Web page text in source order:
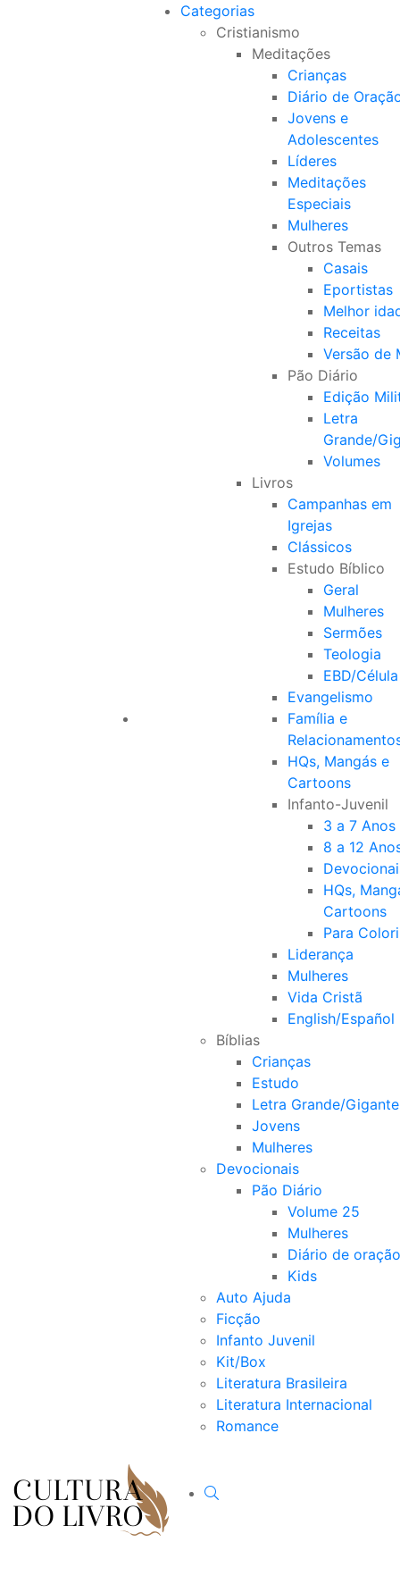
Categorias
Cristianismo
Meditações
Crianças
Diário de
Jovens e
Adolescentes
Líderes
Meditações
Especiais
Mulheres
Outros Temas
Casais
Eportistas
Melhor
Receitas
Versão de
Pão Diário
Edição
Letra
Grande/
Volumes
Livros
Campanhas em
Igrejas
Clássicos
Estudo Bíblico
Geral
Mulheres
Sermões
Teologia
EBD/Célula
Evangelismo
Família e
HQs, Mangás e
Cartoons
Infanto-Juvenil
3 a 7 Anos
8 a 12
HQs,
Cartoons
Para
Liderança
Mulheres
Vida Cristã
English/Español
Bíblias
Crianças
Estudo
Letra Grande/Gigante
Jovens
Mulheres
Devocionais
Pão Diário
Volume 25
Mulheres
Diário de oração
Kids
Auto Ajuda
Ficção
Infanto Juvenil
Kit/Box
Literatura Brasileira
Literatura Internacional
Romance